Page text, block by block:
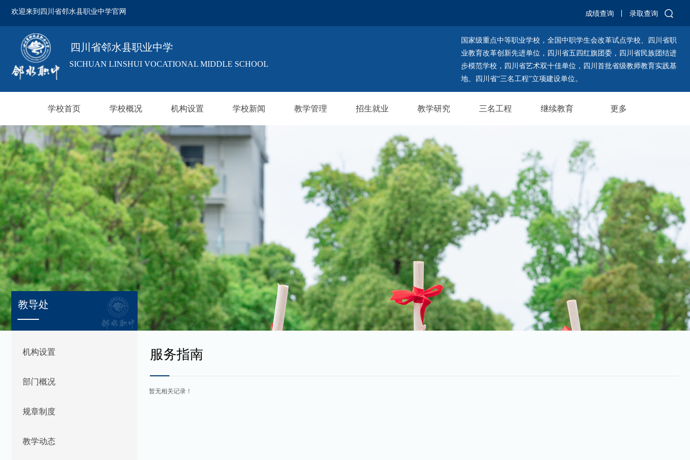
欢迎来到四川省邻水县职业中学官网 成绩查询 录取查询
国家级重点中等职业学校，全国中职学生会改革试点学校、四川省职
业教育改革创新先进单位，四川省五四红旗团委，四川省民族团结进
步模范学校，四川省艺术双十佳单位，四川首批省级教师教育实践基
地、四川省“三名工程”立项建设单位。
SICHUAN LINSHUI VOCATIONAL MIDDLE SCHOOL
四川省邻水县职业中学
学校首页 学校概况 机构设置 学校新闻 教学管理 招生就业 教学研究 三名工程 继续教育 更多
教导处
机构设置
部门概况
规章制度
教学动态
服务指南
暂无相关记录！